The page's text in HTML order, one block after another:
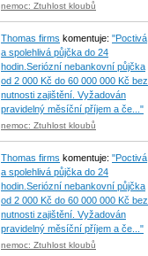
nemoc: Ztuhlost kloubů
Thomas firms komentuje: "Poctivá
a spolehlivá půjčka do 24
hodin.Seriózní nebankovní půjčka
od 2 000 Kč do 60 000 000 Kč bez
nutnosti zajištění. Vyžadován
pravidelný měsíční příjem a če..."
nemoc: Ztuhlost kloubů
Thomas firms komentuje: "Poctivá
a spolehlivá půjčka do 24
hodin.Seriózní nebankovní půjčka
od 2 000 Kč do 60 000 000 Kč bez
nutnosti zajištění. Vyžadován
pravidelný měsíční příjem a če..."
nemoc: Ztuhlost kloubů